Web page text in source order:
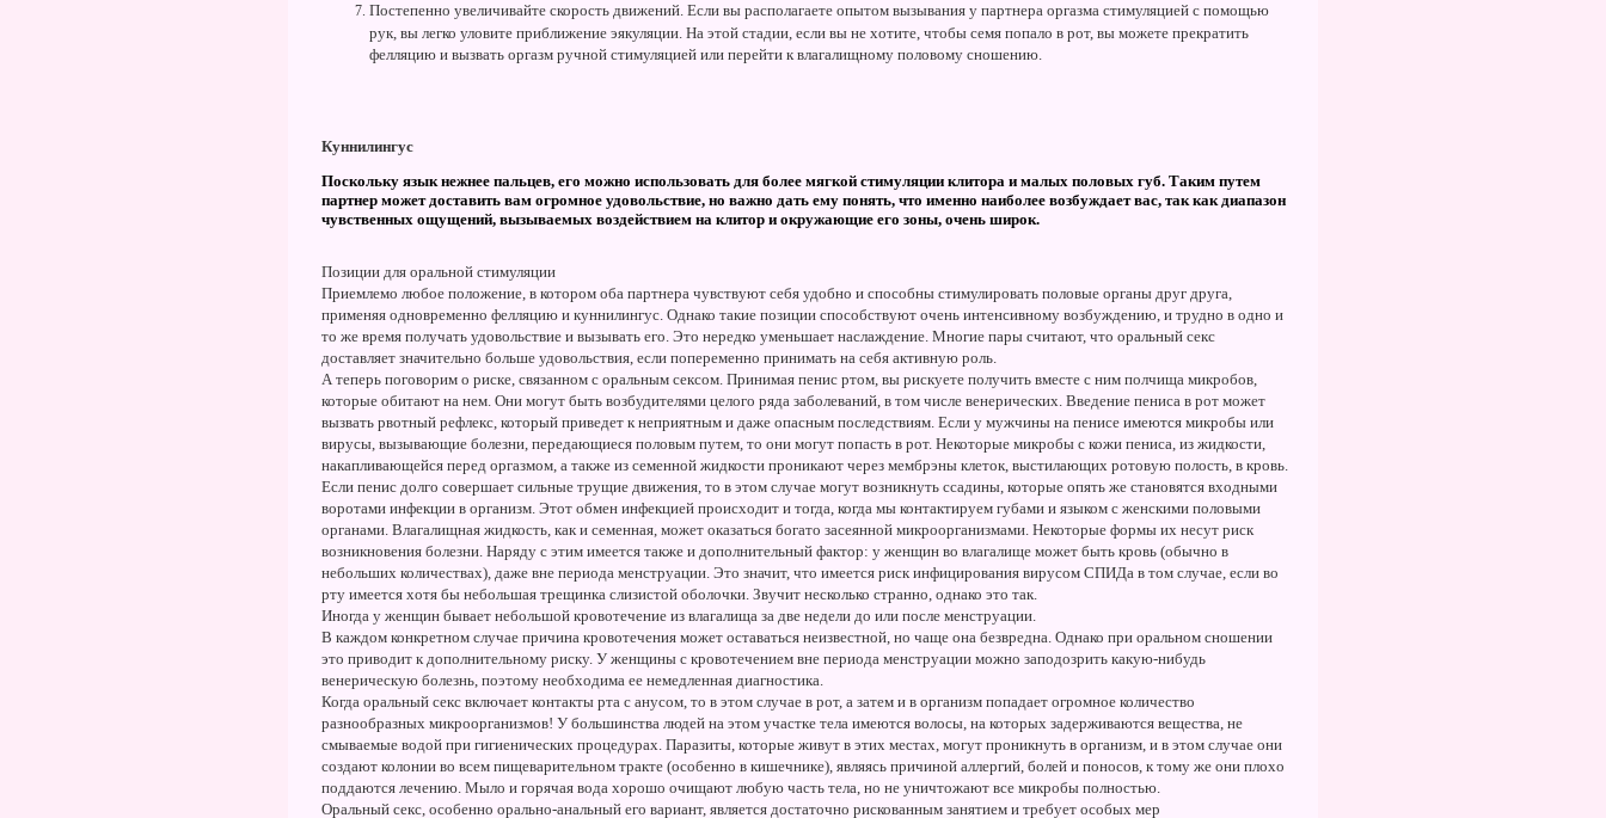
Постепенно увеличивайте скорость движений. Если вы располагаете опытом вызывания у партнера оргазма стимуляцией с помощью
рук, вы легко уловите приближение эякуляции. На этой стадии, если вы не хотите, чтобы семя попало в рот, вы можете прекратить
фелляцию и вызвать оргазм ручной стимуляцией или перейти к влагалищному половому сношению.
Куннилингус
Поскольку язык нежнее пальцев, его можно использовать для более мягкой стимуляции клитора и малых половых губ. Таким путем
партнер может доставить вам огромное удовольствие, но важно дать ему понять, что именно наиболее возбуждает вас, так как диапазон
чувственных ощущений, вызываемых воздействием на клитор и окружающие его зоны, очень широк.
Позиции для оральной стимуляции
Приемлемо любое положение, в котором оба партнера чувствуют себя удобно и способны стимулировать половые органы друг друга,
применяя одновременно фелляцию и куннилингус. Однако такие позиции способствуют очень интенсивному возбуждению, и трудно в одно и
то же время получать удовольствие и вызывать его. Это нередко уменьшает наслаждение. Многие пары считают, что оральный секс
доставляет значительно больше удовольствия, если попеременно принимать на себя активную роль.
А теперь поговорим о риске, связанном с оральным сексом. Принимая пенис ртом, вы рискуете получить вместе с ним полчища микробов,
которые обитают на нем. Они могут быть возбудителями целого ряда заболеваний, в том числе венерических. Введение пениса в рот может
вызвать рвотный рефлекс, который приведет к неприятным и даже опасным последствиям. Если у мужчины на пенисе имеются микробы или
вирусы, вызывающие болезни, передающиеся половым путем, то они могут попасть в рот. Некоторые микробы с кожи пениса, из жидкости,
накапливающейся перед оргазмом, а также из семенной жидкости проникают через мембрэны клеток, выстилающих ротовую полость, в кровь.
Если пенис долго совершает сильные трущие движения, то в этом случае могут возникнуть ссадины, которые опять же становятся входными
воротами инфекции в организм. Этот обмен инфекцией происходит и тогда, когда мы контактируем губами и языком с женскими половыми
органами. Влагалищная жидкость, как и семенная, может оказаться богато засеянной микроорганизмами. Некоторые формы их несут риск
возникновения болезни. Наряду с этим имеется также и дополнительный фактор: у женщин во влагалище может быть кровь (обычно в
небольших количествах), даже вне периода менструации. Это значит, что имеется риск инфицирования вирусом СПИДа в том случае, если во
рту имеется хотя бы небольшая трещинка слизистой оболочки. Звучит несколько странно, однако это так.
Иногда у женщин бывает небольшой кровотечение из влагалища за две недели до или после менструации.
В каждом конкретном случае причина кровотечения может оставаться неизвестной, но чаще она безвредна. Однако при оральном сношении
это приводит к дополнительному риску. У женщины с кровотечением вне периода менструации можно заподозрить какую-нибудь
венерическую болезнь, поэтому необходима ее немедленная диагностика.
Когда оральный секс включает контакты рта с анусом, то в этом случае в рот, а затем и в организм попадает огромное количество
разнообразных микроорганизмов! У большинства людей на этом участке тела имеются волосы, на которых задерживаются вещества, не
смываемые водой при гигиенических процедурах. Паразиты, которые живут в этих местах, могут проникнуть в организм, и в этом случае они
создают колонии во всем пищеварительном тракте (особенно в кишечнике), являясь причиной аллергий, болей и поносов, к тому же они плохо
поддаются лечению. Мыло и горячая вода хорошо очищают любую часть тела, но не уничтожают все микробы полностью.
Оральный секс, особенно орально-анальный его вариант, является достаточно рискованным занятием и требует особых мер